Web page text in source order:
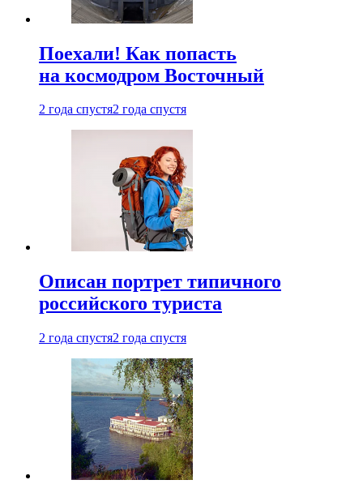
Поехали! Как попасть
на космодром Восточный
2 года спустя2 года спустя
Описан портрет типичного
российского туриста
2 года спустя2 года спустя